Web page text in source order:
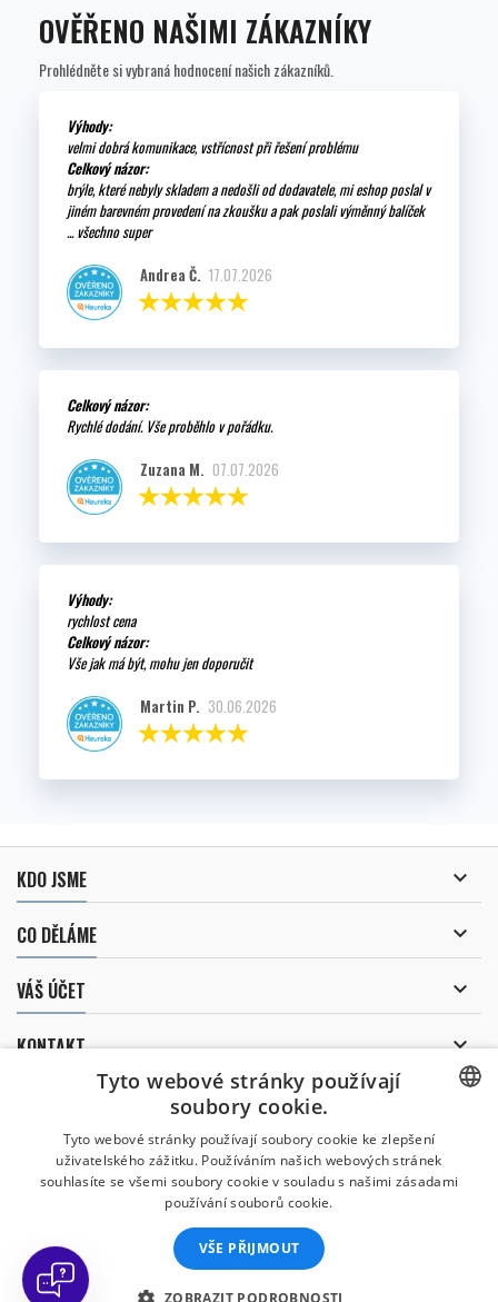
OVĚŘENO NAŠIMI ZÁKAZNÍKY
Prohlédněte si vybraná hodnocení našich zákazníků.
Výhody:
velmi dobrá komunikace, vstřícnost při řešení problému
Celkový názor:
brýle, které nebyly skladem a nedošli od dodavatele, mi eshop poslal v
jiném barevném provedení na zkoušku a pak poslali výměnný balíček
... všechno super
Andrea Č. 17.07.2026
Celkový názor:
Rychlé dodání. Vše proběhlo v pořádku.
Zuzana M. 07.07.2026
Výhody:
rychlost cena
Celkový názor:
Vše jak má být, mohu jen doporučit
Martin P. 30.06.2026
KDO JSME 
CO DĚLÁME 
VÁŠ ÚČET 
KONTAKT 
ODBĚR NOVINEK
Uděluji souhlas se
zpracováním osobních údajů.
CZECH
Tyto webové stránky používají
soubory cookie.
Tyto webové stránky používají soubory cookie ke zlepšení
uživatelského zážitku. Používáním našich webových stránek
souhlasíte se všemi soubory cookie v souladu s našimi zásadami
používání souborů cookie.
VŠE PŘIJMOUT
ZOBRAZIT PODROBNOSTI